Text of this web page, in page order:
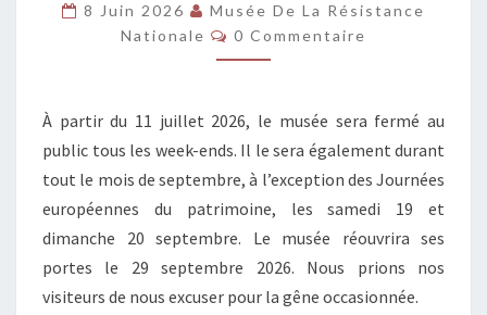
8 Juin 2026
Musée De La Résistance
Nationale
Commentaires
0 Commentaire
À partir du 11 juillet 2026, le musée sera fermé au
public tous les week-ends. Il le sera également durant
tout le mois de septembre, à l’exception des Journées
européennes du patrimoine, les samedi 19 et
dimanche 20 septembre. Le musée réouvrira ses
portes le 29 septembre 2026. Nous prions nos
visiteurs de nous excuser pour la gêne occasionnée.